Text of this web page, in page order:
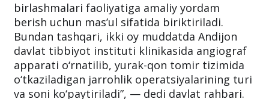
“Andijon davlat tibbiyot institutining kafedra
mudirlari tuman va shahar tibbiyot
birlashmalari faoliyatiga amaliy yordam
berish uchun mas’ul sifatida biriktiriladi.
Bundan tashqari, ikki oy muddatda Andijon
davlat tibbiyot instituti klinikasida angiograf